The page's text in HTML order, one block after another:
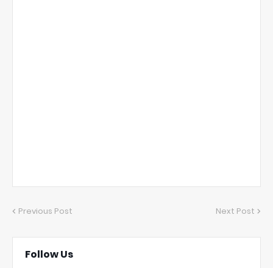
Previous Post Next Post
Follow Us